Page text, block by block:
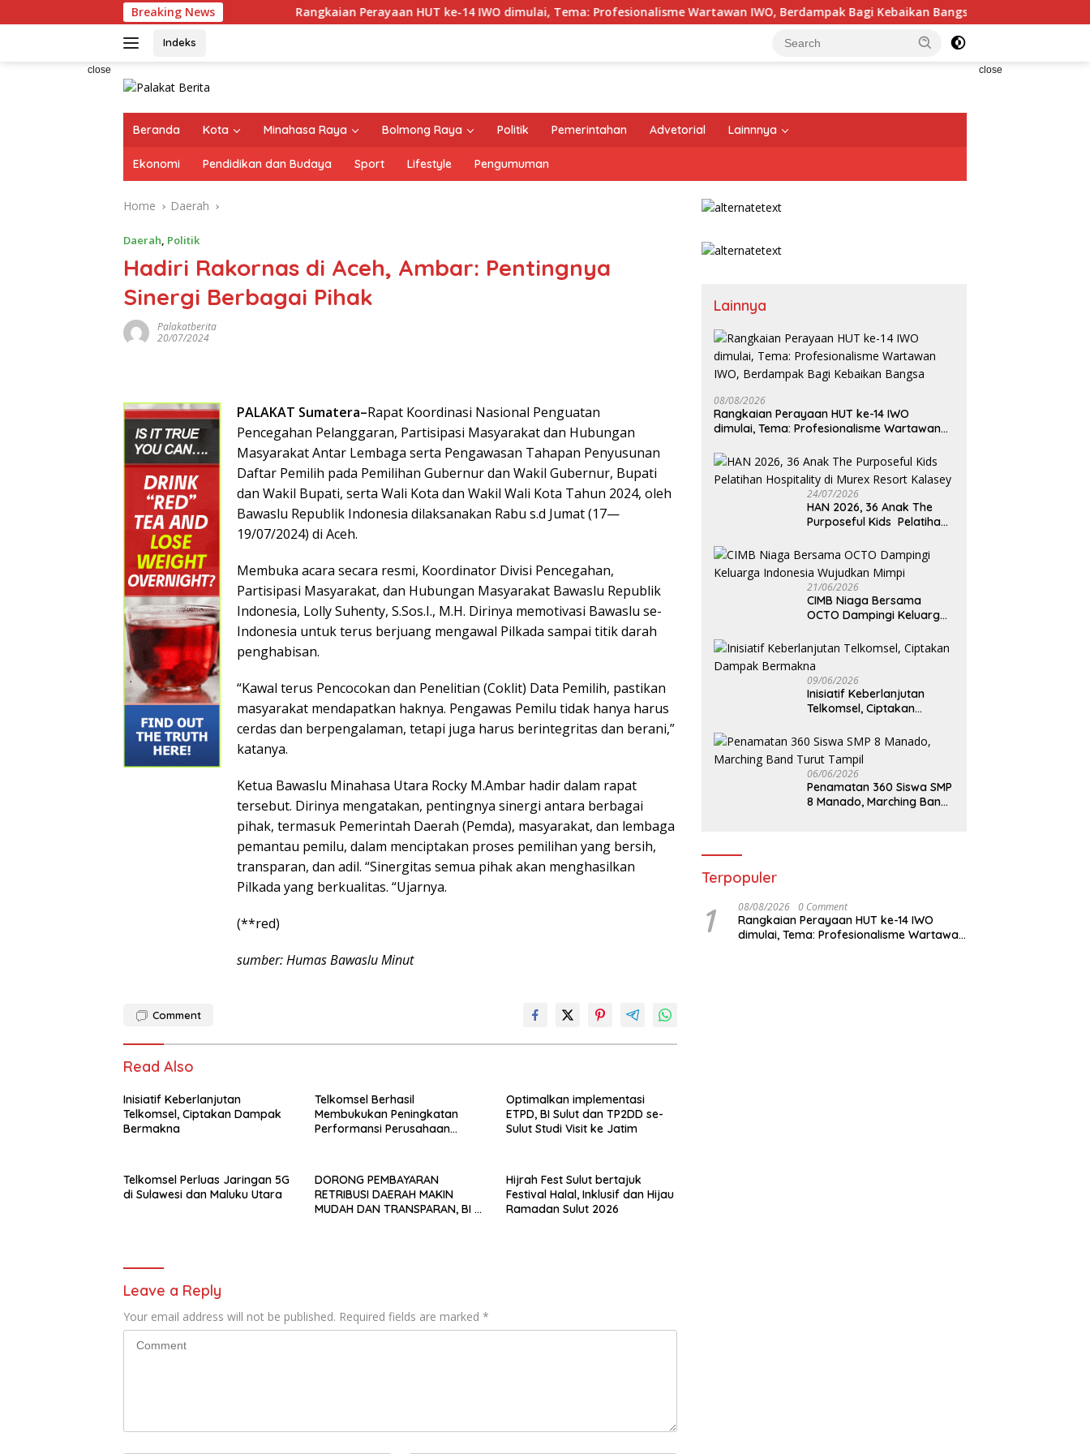
to
Breaking News Rangkaian Perayaan HUT ke-14 IWO dimulai, Tema: Profesionalisme Wartawan IWO, Berdampak Bagi Kebaikan Bangsa
Indeks
close close
Beranda Kota Minahasa Raya Bolmong Raya Politik Pemerintahan Advetorial Lainnnya
Ekonomi Pendidikan dan Budaya Sport Lifestyle Pengumuman
Home Daerah
Daerah, Politik
Hadiri Rakornas di Aceh, Ambar: Pentingnya
Sinergi Berbagai Pihak
Palakatberita
20/07/2024
PALAKAT Sumatera–Rapat Koordinasi Nasional Penguatan
Pencegahan Pelanggaran, Partisipasi Masyarakat dan Hubungan
Masyarakat Antar Lembaga serta Pengawasan Tahapan Penyusunan
Daftar Pemilih pada Pemilihan Gubernur dan Wakil Gubernur, Bupati
dan Wakil Bupati, serta Wali Kota dan Wakil Wali Kota Tahun 2024, oleh
Bawaslu Republik Indonesia dilaksanakan Rabu s.d Jumat (17—
19/07/2024) di Aceh.
Membuka acara secara resmi, Koordinator Divisi Pencegahan,
Partisipasi Masyarakat, dan Hubungan Masyarakat Bawaslu Republik
Indonesia, Lolly Suhenty, S.Sos.I., M.H. Dirinya memotivasi Bawaslu se-
Indonesia untuk terus berjuang mengawal Pilkada sampai titik darah
penghabisan.
“Kawal terus Pencocokan dan Penelitian (Coklit) Data Pemilih, pastikan
masyarakat mendapatkan haknya. Pengawas Pemilu tidak hanya harus
cerdas dan berpengalaman, tetapi juga harus berintegritas dan berani,”
katanya.
Ketua Bawaslu Minahasa Utara Rocky M.Ambar hadir dalam rapat
tersebut. Dirinya mengatakan, pentingnya sinergi antara berbagai
pihak, termasuk Pemerintah Daerah (Pemda), masyarakat, dan lembaga
pemantau pemilu, dalam menciptakan proses pemilihan yang bersih,
transparan, dan adil. “Sinergitas semua pihak akan menghasilkan
Pilkada yang berkualitas. “Ujarnya.
(**red)
sumber: Humas Bawaslu Minut
Comment
Read Also
Inisiatif Keberlanjutan
Telkomsel, Ciptakan Dampak
Bermakna
Telkomsel Berhasil
Membukukan Peningkatan
Performansi Perusahaan
Optimalkan implementasi
ETPD, BI Sulut dan TP2DD se-
Sulut Studi Visit ke Jatim
Telkomsel Perluas Jaringan 5G
di Sulawesi dan Maluku Utara
DORONG PEMBAYARAN
RETRIBUSI DAERAH MAKIN
MUDAH DAN TRANSPARAN, BI &
Hijrah Fest Sulut bertajuk
Festival Halal, Inklusif dan Hijau
Ramadan Sulut 2026
Leave a Reply
Your email address will not be published. Required fields are marked *
Lainnya
08/08/2026
Rangkaian Perayaan HUT ke-14 IWO
dimulai, Tema: Profesionalisme Wartawan
24/07/2026
HAN 2026, 36 Anak The
Purposeful Kids Pelatihan
Kalasey
21/06/2026
CIMB Niaga Bersama
OCTO Dampingi Keluarga
09/06/2026
Inisiatif Keberlanjutan
Telkomsel, Ciptakan
06/06/2026
Penamatan 360 Siswa SMP
8 Manado, Marching Band
Terpopuler
1 08/08/2026 0 Comment
Rangkaian Perayaan HUT ke-14 IWO
dimulai, Tema: Profesionalisme Wartawan